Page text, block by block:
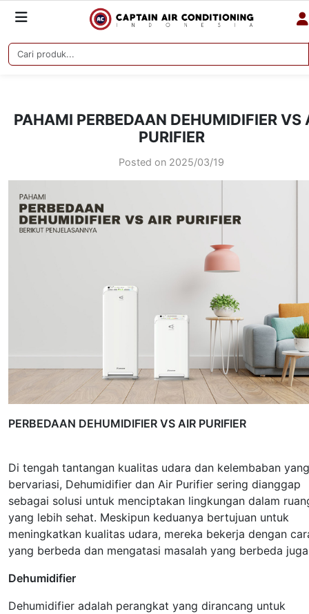
PAHAMI PERBEDAAN DEHUMIDIFIER VS
PURIFIER
Posted on 2025/03/19
PERBEDAAN DEHUMIDIFIER VS AIR PURIFIER
Di tengah tantangan kualitas udara dan kelembaban yang
bervariasi, Dehumidifier dan Air Purifier sering dianggap
sebagai solusi untuk menciptakan lingkungan dalam
yang lebih sehat. Meskipun keduanya bertujuan untuk
meningkatkan kualitas udara, mereka bekerja dengan
yang berbeda dan mengatasi masalah yang berbeda
Dehumidifier
Dehumidifier adalah perangkat yang dirancang untuk